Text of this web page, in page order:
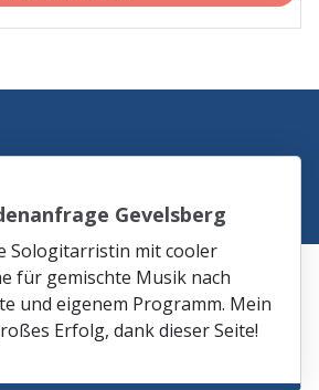
Gevelsberg
Sologitarristin mit cooler
für gemischte Musik nach
und eigenem Programm. Mein
Erfolg, dank dieser Seite!